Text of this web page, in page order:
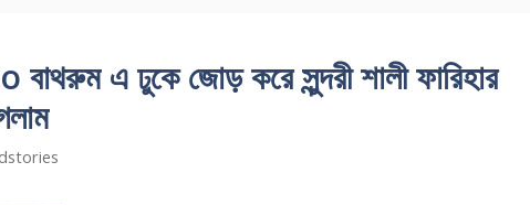
এ ঢুকে জোড় করে সুন্দরী শালী ফারিহার